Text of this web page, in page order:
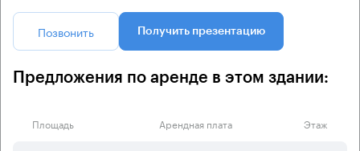
Позвонить Получить презентацию
Предложения по аренде в этом здании:
Площадь Арендная плата Этаж